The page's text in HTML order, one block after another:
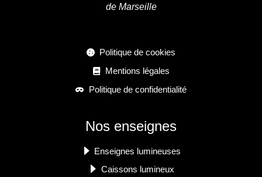
de Marseille
Politique de cookies
Mentions légales
Politique de confidentialité
Nos enseignes
Enseignes lumineuses
Caissons lumineux